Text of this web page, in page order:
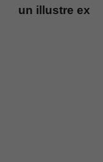
un illustre ex